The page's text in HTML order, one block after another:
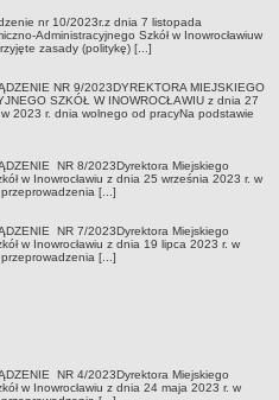
nr 10/2023r.z dnia 7 listopada
Administracyjnego Szkół w Inowrocławiuw
zasady (politykę) [...]
NR 9/2023DYREKTORA MIEJSKIEGO
SZKÓŁ W INOWROCŁAWIU z dnia 27
2023 r. dnia wolnego od pracyNa podstawie
NR 8/2023Dyrektora Miejskiego
w Inowrocławiu z dnia 25 września 2023 r. w
[...]
NR 7/2023Dyrektora Miejskiego
w Inowrocławiu z dnia 19 lipca 2023 r. w
[...]
NR 4/2023Dyrektora Miejskiego
w Inowrocławiu z dnia 24 maja 2023 r. w